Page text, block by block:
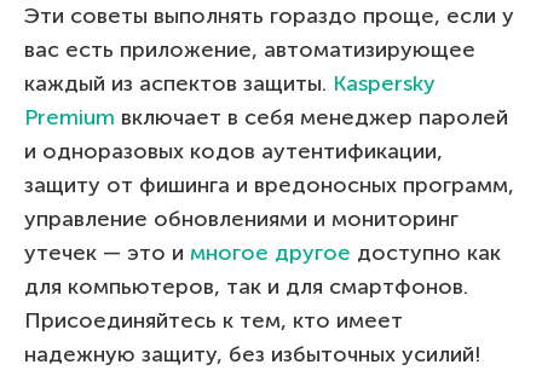
Эти советы выполнять гораздо проще, если у
вас есть приложение, автоматизирующее
каждый из аспектов защиты. Kaspersky
Premium включает в себя менеджер паролей
и одноразовых кодов аутентификации,
защиту от фишинга и вредоносных программ,
управление обновлениями и мониторинг
утечек — это и многое другое доступно как
для компьютеров, так и для смартфонов.
Присоединяйтесь к тем, кто имеет
надежную защиту, без избыточных усилий!